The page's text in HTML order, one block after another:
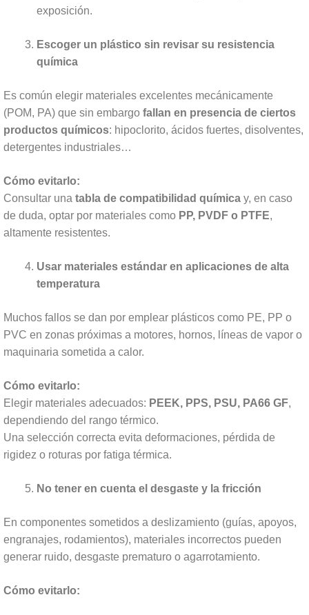
exposición.
Escoger un plástico sin revisar su resistencia
química
Es común elegir materiales excelentes mecánicamente
(POM, PA) que sin embargo fallan en presencia de ciertos
productos químicos: hipoclorito, ácidos fuertes, disolventes,
detergentes industriales…
Cómo evitarlo:
Consultar una tabla de compatibilidad química y, en caso
de duda, optar por materiales como PP, PVDF o PTFE,
altamente resistentes.
Usar materiales estándar en aplicaciones de alta
temperatura
Muchos fallos se dan por emplear plásticos como PE, PP o
PVC en zonas próximas a motores, hornos, líneas de vapor o
maquinaria sometida a calor.
Cómo evitarlo:
Elegir materiales adecuados: PEEK, PPS, PSU, PA66 GF,
dependiendo del rango térmico.
Una selección correcta evita deformaciones, pérdida de
rigidez o roturas por fatiga térmica.
No tener en cuenta el desgaste y la fricción
En componentes sometidos a deslizamiento (guías, apoyos,
engranajes, rodamientos), materiales incorrectos pueden
generar ruido, desgaste prematuro o agarrotamiento.
Cómo evitarlo: